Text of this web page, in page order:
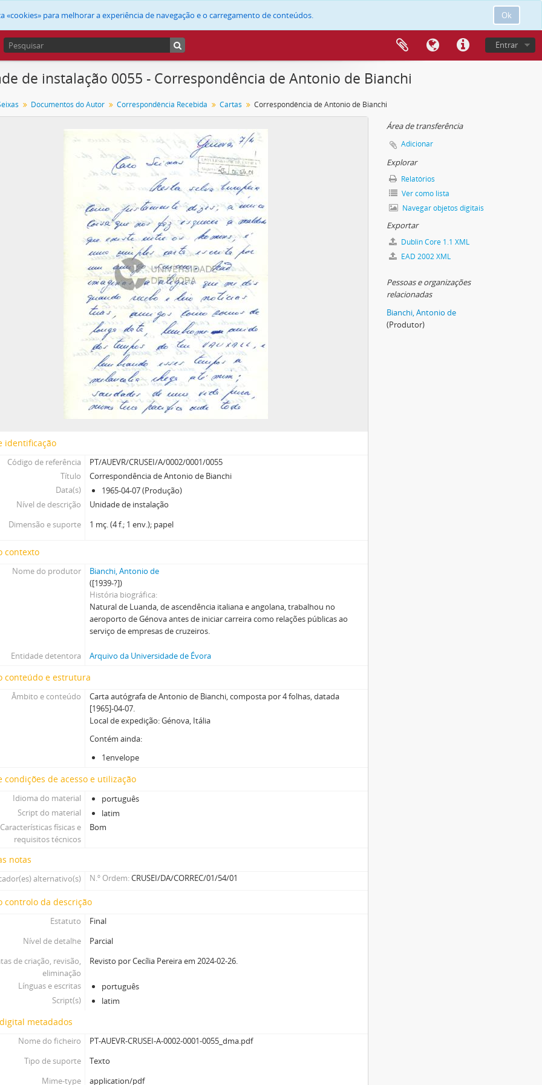
Ok
«cookies» para melhorar a experiência de navegação e o carregamento de conteúdos.
Entrar
de instalação 0055 - Correspondência de Antonio de Bianchi
Documentos do Autor Correspondência Recebida Cartas Correspondência de Antonio de Bianchi
identificação
Código de referência
PT/AUEVR/CRUSEI/A/0002/0001/0055
Título
Correspondência de Antonio de Bianchi
Data(s)
1965-04-07 (Produção)
Nível de descrição
Unidade de instalação
Dimensão e suporte
1 mç. (4 f.; 1 env.); papel
contexto
Nome do produtor
Bianchi, Antonio de
([1939-?])
História biográfica
Natural de Luanda, de ascendência italiana e angolana, trabalhou no
aeroporto de Génova antes de iniciar carreira como relações públicas ao
serviço de empresas de cruzeiros.
Entidade detentora Arquivo da Universidade de Évora
conteúdo e estrutura
Âmbito e conteúdo
Carta autógrafa de Antonio de Bianchi, composta por 4 folhas, datada
[1965]-04-07.
Local de expedição: Génova, Itália
Contém ainda:
1envelope
condições de acesso e utilização
Idioma do material
português
Script do material
latim
Características físicas e
requisitos técnicos
Bom
notas
alternativo(s) N.º Ordem CRUSEI/DA/CORREC/01/54/01
controlo da descrição
Estatuto
Final
Nível de detalhe
Parcial
de criação, revisão,
eliminação
Revisto por Cecília Pereira em 2024-02-26.
Línguas e escritas
português
Script(s)
latim
metadados
Nome do ficheiro
PT-AUEVR-CRUSEI-A-0002-0001-0055_dma.pdf
Tipo de suporte
Texto
Mime-type
application/pdf
Área de transferência
Adicionar
Explorar
Relatórios
Ver como lista
Navegar objetos digitais
Exportar
Dublin Core 1.1 XML
EAD 2002 XML
Pessoas e organizações
relacionadas
Bianchi, Antonio de
(Produtor)